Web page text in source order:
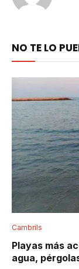
NO TE LO
Cambrils
Playas más
agua,